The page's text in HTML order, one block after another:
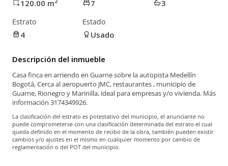
120.00 m 7 3
Estrato
4
Estado
Usado
Descripción del inmueble
Casa finca en arriendo en Guarne sobre la autopista Medellín
Bogotá, Cerca al aeropuerto JMC, restaurantes , municipio de
Guarne, Rionegro y Marinilla, ideal para empresas y/o vivienda. Más
información 3174349926.
La clasificación del estrato es potestativo del municipio, el anunciante no
puede comprometerse con una clasificación determinada del estrato el cual
queda definido en el momento de recibo de la obra, también pueden existir
cambios y/o ajustes en el mismo en cualquier momento por cambio de
reglamentación o del POT del municipio.